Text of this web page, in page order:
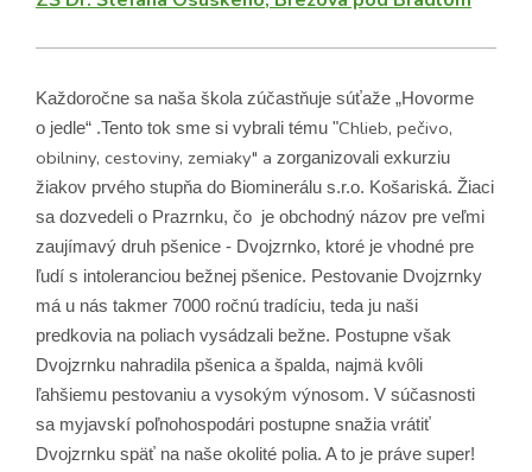
Každoročne sa naša škola zúčastňuje súťaže „Hovorme
o jedle“ .Tento tok sme si vybrali tému "Chlieb, pečivo,
obilniny, cestoviny, zemiaky" a zorganizovali exkurziu
žiakov prvého stupňa do Biominerálu s.r.o. Košariská. Žiaci
sa dozvedeli o Prazrnku, čo je obchodný názov pre veľmi
zaujímavý druh pšenice - Dvojzrnko, ktoré je vhodné pre
ľudí s intoleranciou bežnej pšenice. Pestovanie Dvojzrnky
má u nás takmer 7000 ročnú tradíciu, teda ju naši
predkovia na poliach vysádzali bežne. Postupne však
Dvojzrnku nahradila pšenica a špalda, najmä kvôli
ľahšiemu pestovaniu a vysokým výnosom. V súčasnosti
sa myjavskí poľnohospodári postupne snažia vrátiť
Dvojzrnku späť na naše okolité polia. A to je práve super!